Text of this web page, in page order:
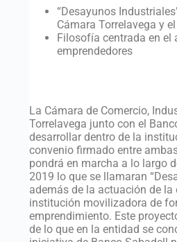
“Desayunos
Cámara Torrelavega y
Filosofía centrada en el
emprendedores
La Cámara de Comercio,
Torrelavega junto con el
desarrollar dentro de la
convenio firmado entre
pondrá en marcha a lo largo
2019 lo que se llamaran
además de la actuación de
institución movilizadora de
emprendimiento. Este
de lo que en la entidad se